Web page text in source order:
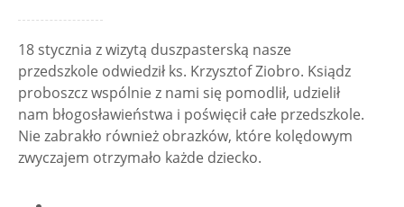
18 stycznia z wizytą duszpasterską nasze
przedszkole odwiedził ks. Krzysztof Ziobro. Ksiądz
proboszcz wspólnie z nami się pomodlił, udzielił
nam błogosławieństwa i poświęcił całe przedszkole.
Nie zabrakło również obrazków, które kolędowym
zwyczajem otrzymało każde dziecko.